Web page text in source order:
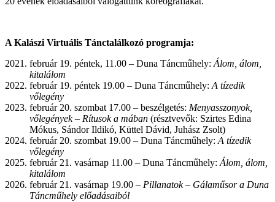
A Kalászi Virtuális Tánctalálkozó programja:
február 19. péntek, 11.00 – Duna Táncműhely:Álom, álom,
kitalálom
február 19. péntek 19.00 – Duna Táncműhely:A tízedik
vőlegény
február 20. szombat 17.00 – beszélgetés: Menyasszonyok,
vőlegények – Rítusok a mában (résztvevők: Szirtes Edina
Mókus, Sándor Ildikó, Küttel Dávid, Juhász Zsolt)
február 20. szombat 19.00 – Duna Táncműhely:A tízedik
vőlegény
február 21. vasárnap 11.00 – Duna Táncműhely:Álom, álom,
kitalálom
február 21. vasárnap 19.00 – Pillanatok – Gálaműsor a Duna
Táncműhely előadásaiból